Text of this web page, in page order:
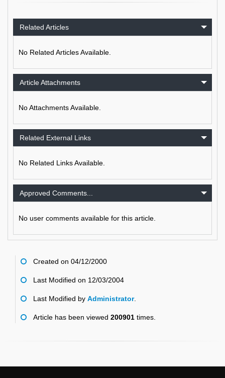
Related Articles
No Related Articles Available.
Article Attachments
No Attachments Available.
Related External Links
No Related Links Available.
Approved Comments...
No user comments available for this article.
Created on 04/12/2000
Last Modified on 12/03/2004
Last Modified by Administrator.
Article has been viewed 200901 times.